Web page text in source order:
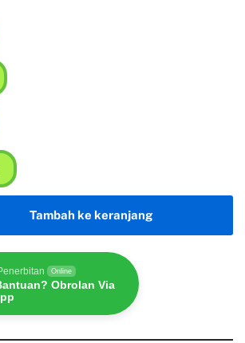
Tambah ke keranjang
Online
Obrolan Via